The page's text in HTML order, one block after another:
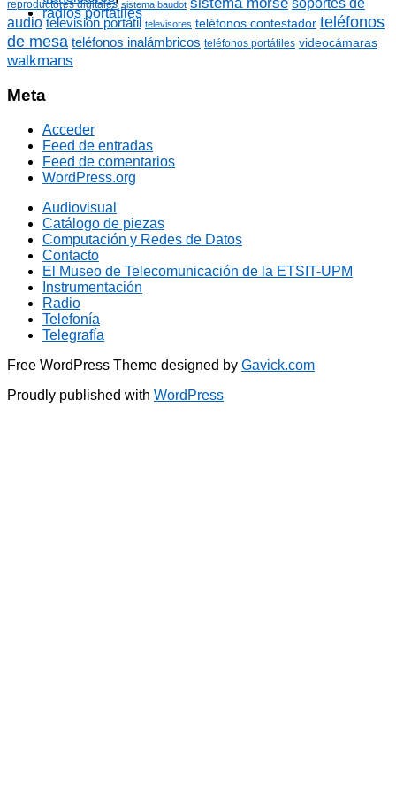
radios portátiles
reproductores digitales sistema baudot
audio televisión portátil televisores teléfonos contestador teléfonos
de mesa teléfonos inalámbricos teléfonos portátiles videocámaras
walkmans
Meta
Acceder
Feed de entradas
Feed de comentarios
WordPress.org
Audiovisual
Catálogo de piezas
Computación y Redes de Datos
Contacto
El Museo de Telecomunicación de la ETSIT-UPM
Instrumentación
Radio
Telefonía
Telegrafía
Free WordPress Theme designed by Gavick.com
Proudly published with WordPress